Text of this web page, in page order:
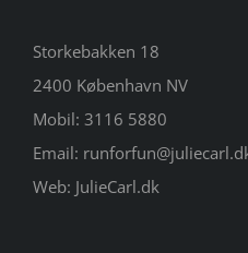
Storkebakken 18
2400 København NV
Mobil: 3116 5880
Email:
Web: JulieCarl.dk